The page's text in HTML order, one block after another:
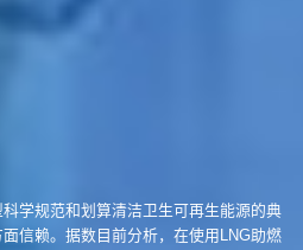
学规范和划算清洁卫生可再生能源的典
信赖。据数目前分析，在使用LNG助燃